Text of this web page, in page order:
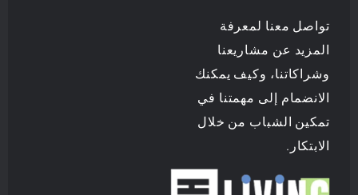
تواصل معنا لمعرفة
المزيد عن مشاريعنا
وشراكاتنا، وكيف يمكنك
الانضمام إلى مهمتنا في
تمكين الشباب من خلال
الابتكار.